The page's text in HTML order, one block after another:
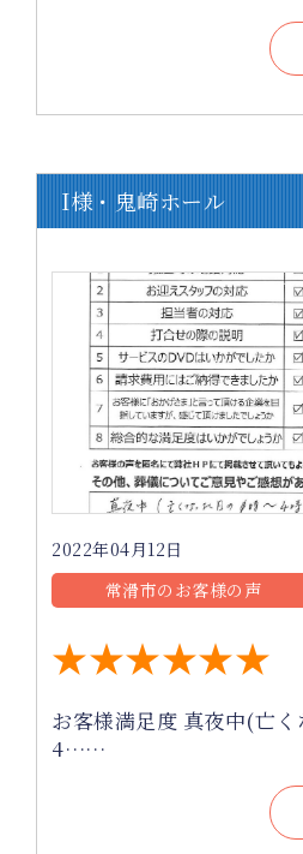
I様・鬼崎ホール
2022年04月12日
常滑市のお客様の声
★★★★★★
お客様満足度 真夜中(亡
4……